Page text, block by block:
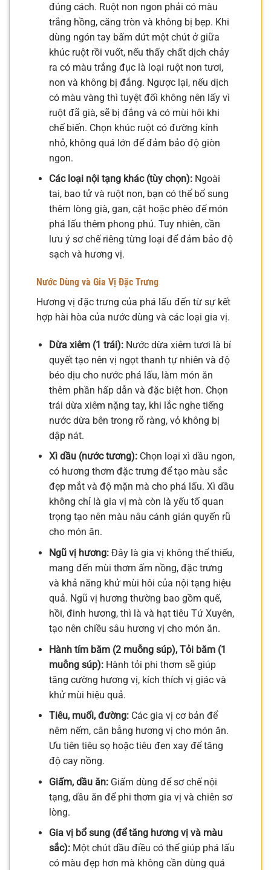
đúng cách. Ruột non ngon phải có màu
trắng hồng, căng tròn và không bị bẹp. Khi
dùng ngón tay bấm dứt một chút ở giữa
khúc ruột rồi vuốt, nếu thấy chất dịch chảy
ra có màu trắng đục là loại ruột non tươi,
non và không bị đắng. Ngược lại, nếu dịch
có màu vàng thì tuyệt đối không nên lấy vì
ruột đã già, sẽ bị đắng và có mùi hôi khi
chế biến. Chọn khúc ruột có đường kính
nhỏ, không quá lớn để đảm bảo độ giòn
ngon.
Các loại nội tạng khác (tùy chọn):Ngoài
tai, bao tử và ruột non, bạn có thể bổ sung
thêm lòng già, gan, cật hoặc phèo để món
phá lấu thêm phong phú. Tuy nhiên, cần
lưu ý sơ chế riêng từng loại để đảm bảo độ
sạch và hương vị.
Nước Dùng và Gia Vị Đặc Trưng
Hương vị đặc trưng của phá lấu đến từ sự kết
hợp hài hòa của nước dùng và các loại gia vị.
Dừa xiêm (1 trái):Nước dừa xiêm tươi là bí
quyết tạo nên vị ngọt thanh tự nhiên và độ
béo dịu cho nước phá lấu, làm món ăn
thêm phần hấp dẫn và đặc biệt hơn. Chọn
trái dừa xiêm nặng tay, khi lắc nghe tiếng
nước dừa bên trong rõ ràng, vỏ không bị
dập nát.
Xì dầu (nước tương):Chọn loại xì dầu ngon,
có hương thơm đặc trưng để tạo màu sắc
đẹp mắt và độ mặn mà cho phá lấu. Xì dầu
không chỉ là gia vị mà còn là yếu tố quan
trọng tạo nên màu nâu cánh gián quyến rũ
cho món ăn.
Ngũ vị hương:Đây là gia vị không thể thiếu,
mang đến mùi thơm ấm nồng, đặc trưng
và khả năng khử mùi hôi của nội tạng hiệu
quả. Ngũ vị hương thường bao gồm quế,
hồi, đinh hương, thì là và hạt tiêu Tứ Xuyên,
tạo nên chiều sâu hương vị cho món ăn.
Hành tím băm (2 muỗng súp), Tỏi băm (1
muỗng súp):Hành tỏi phi thơm sẽ giúp
tăng cường hương vị, kích thích vị giác và
khử mùi hiệu quả.
Tiêu, muối, đường:Các gia vị cơ bản để
nêm nếm, cân bằng hương vị cho món ăn.
Ưu tiên tiêu sọ hoặc tiêu đen xay để tăng
độ cay nồng.
Giấm, dầu ăn:Giấm dùng để sơ chế nội
tạng, dầu ăn để phi thơm gia vị và chiên sơ
lòng.
Gia vị bổ sung (để tăng hương vị và màu
sắc):Một chút dầu điều có thể giúp phá lấu
có màu đẹp hơn mà không cần dùng quá